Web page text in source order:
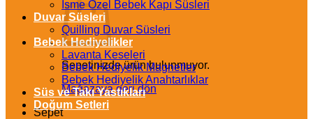
Sepetinizde ürün bulunmuyor.
Mağazaya geri dön
Sepet
İsme Özel Bebek Kapı Süsleri
Duvar Süsleri
Quilling Duvar Süsleri
Bebek Hediyelikler
Lavanta Keseleri
Bebek Hediyelik Magnetler
Bebek Hediyelik Anahtarlıklar
Süs ve Takı Yastıkları
Doğum Setleri